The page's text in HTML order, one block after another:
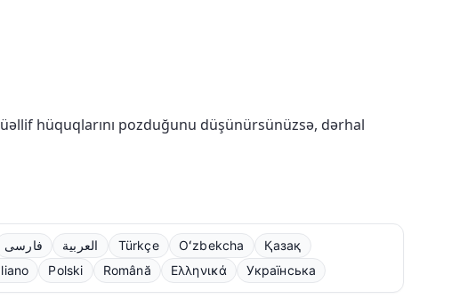
hüquqlarını pozduğunu düşünürsünüzsə, dərhal
فارسی العربية Türkçe Oʻzbekcha
Қазақ
Polski Română Ελληνικά Українська